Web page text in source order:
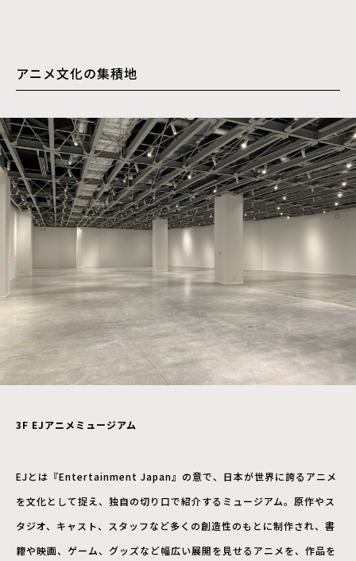
アニメ文化の集積地
3F EJアニメミュージアム
EJとは『Entertainment Japan』の意で、日本が世界に誇るアニメ
を文化として捉え、独自の切り口で紹介するミュージアム。原作やス
タジオ、キャスト、スタッフなど多くの創造性のもとに制作され、書
籍や映画、ゲーム、グッズなど幅広い展開を見せるアニメを、作品を